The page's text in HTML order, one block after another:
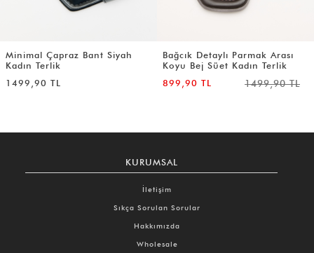
Minimal Çapraz Bant Siyah
Kadın Terlik
1499,90 TL
Bağcık Detaylı Parmak Arası
Koyu Bej Süet Kadın Terlik
899,90 TL
1499,90 TL
KURUMSAL
İletişim
Sıkça Sorulan Sorular
Hakkımızda
Wholesale